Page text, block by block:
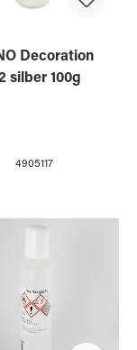
Decoration
silber 100g
4905117